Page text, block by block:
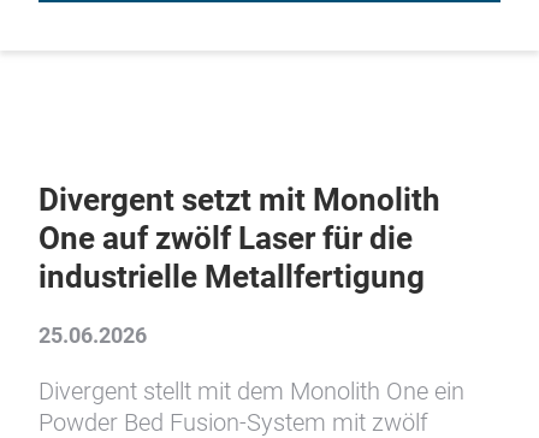
Divergent setzt mit Monolith
One auf zwölf Laser für die
industrielle Metallfertigung
25.06.2026
Divergent stellt mit dem Monolith One ein
Powder Bed Fusion-System mit zwölf